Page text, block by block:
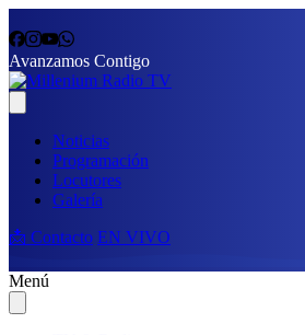
Avanzamos Contigo
Noticias
Programación
Locutores
Galería
📩 Contacto EN VIVO
Menú